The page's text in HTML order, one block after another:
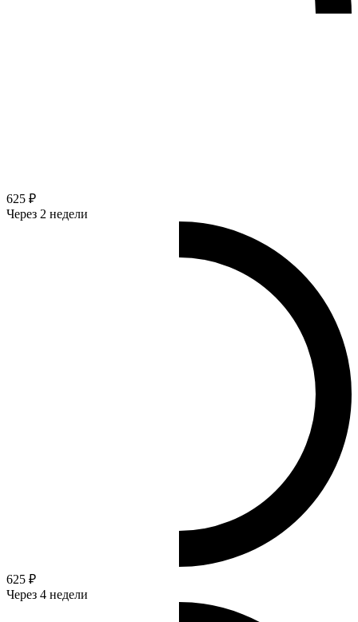
625 ₽
Через 2 недели
625 ₽
Через 4 недели